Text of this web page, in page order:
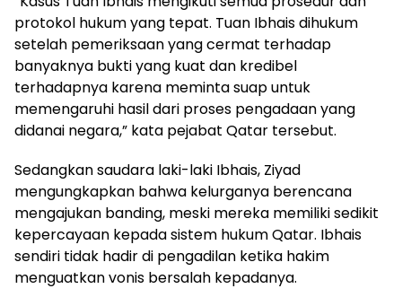
protokol hukum yang tepat. Tuan Ibhais dihukum
setelah pemeriksaan yang cermat terhadap
banyaknya bukti yang kuat dan kredibel
terhadapnya karena meminta suap untuk
memengaruhi hasil dari proses pengadaan yang
didanai negara,” kata pejabat Qatar tersebut.
Sedangkan saudara laki-laki Ibhais, Ziyad
mengungkapkan bahwa kelurganya berencana
mengajukan banding, meski mereka memiliki sedikit
kepercayaan kepada sistem hukum Qatar. Ibhais
sendiri tidak hadir di pengadilan ketika hakim
menguatkan vonis bersalah kepadanya.